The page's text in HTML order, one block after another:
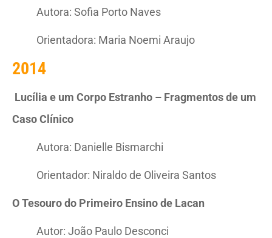
Autora: Sofia Porto Naves
Orientadora: Maria Noemi Araujo
2014
Lucília e um Corpo Estranho – Fragmentos de um
Caso Clínico
Autora: Danielle Bismarchi
Orientador: Niraldo de Oliveira Santos
O Tesouro do Primeiro Ensino de Lacan
Autor: João Paulo Desconci